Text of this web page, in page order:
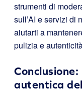
strumenti di
sull’AI e servizi di
aiutarti a
pulizia e
autentica